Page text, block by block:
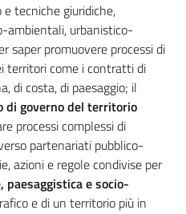
tecniche giuridiche,
ambientali, urbanistico-
saper promuovere processi di
territori come i contratti di
di costa, di paesaggio; il
di governo del territorio
processi complessi di
partenariati pubblico-
azioni e regole condivise per
paesaggistica e socio-
e di un territorio più in